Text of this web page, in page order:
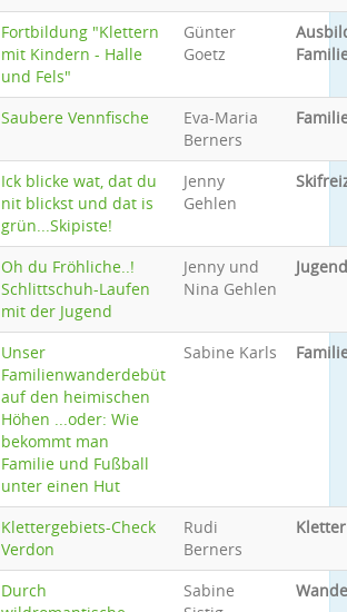
Fortbildung "Klettern
mit Kindern - Halle
und Fels"
Günter
Goetz
Saubere Vennfische
Eva-Maria
Berners
Ick blicke wat, dat du
nit blickst und dat is
grün...Skipiste!
Jenny
Gehlen
Oh du Fröhliche..!
Schlittschuh-Laufen
mit der Jugend
Jenny und
Nina Gehlen
Unser
Familienwanderdebüt
auf den heimischen
Höhen ...oder: Wie
bekommt man
Familie und Fußball
unter einen Hut
Sabine Karls
Klettergebiets-Check
Verdon
Rudi
Berners
Durch
Sabine